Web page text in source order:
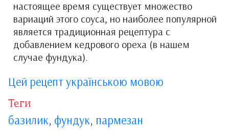
настоящее время существует множество
вариаций этого соуса, но наиболее популярной
является традиционная рецептура с
добавлением кедрового ореха (в нашем
случае фундука).
Цей рецепт українською мовою
Теги
базилик, фундук, пармезан